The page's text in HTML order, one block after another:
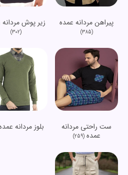
پیراهن مردانه عمده
(385)
زیر پوش
(302)
ست راحتی مردانه
عمده(259)
بلوز مردانه